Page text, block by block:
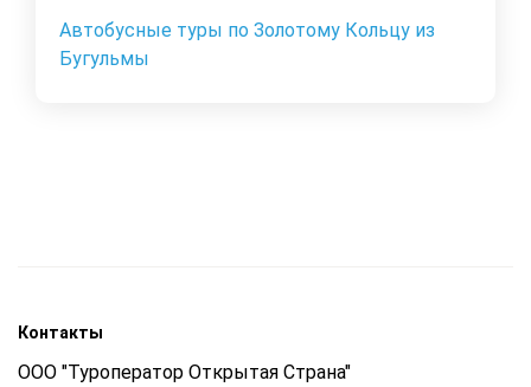
Автобусные туры по Золотому Кольцу из
Бугульмы
Контакты
ООО "Туроператор Открытая Страна"